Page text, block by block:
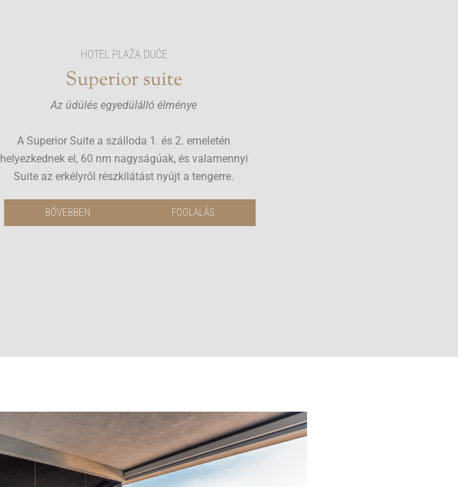
HOTEL PLAŽA DUĆE
Superior suite
Az üdülés egyedülálló élménye
A Superior Suite a szálloda 1. és 2. emeletén
helyezkednek el, 60 nm nagyságúak, és valamennyi
Suite az erkélyről részkilátást nyújt a tengerre.
BŐVEBBEN FOGLALÁS